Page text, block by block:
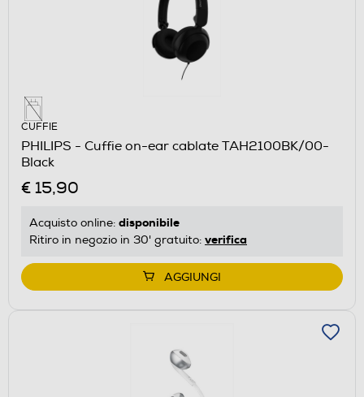
CUFFIE
PHILIPS - Cuffie on-ear cablate TAH2100BK/00-
Black
€ 15,90
Acquisto online: disponibile
Ritiro in negozio in 30' gratuito: verifica
AGGIUNGI